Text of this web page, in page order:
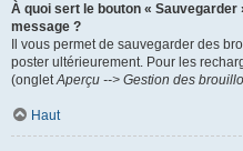
À quoi sert le bouton « Sauvegarder
message ?
Il vous permet de sauvegarder des
poster ultérieurement. Pour les
(ongletAperçu --> Gestion des
Haut